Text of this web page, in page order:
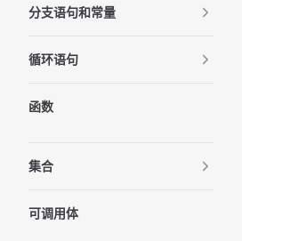
分支语句和常量
循环语句
函数
集合
可调用体